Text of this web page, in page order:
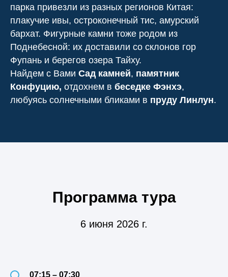
парка привезли из разных регионов Китая:
плакучие ивы, остроконечный тис, амурский
бархат. Фигурные камни тоже родом из
Поднебесной: их доставили со склонов гор
Фупань и берегов озера Тайху.
Найдем с Вами Сад камней, памятник
Конфуцию, отдохнем в беседке Фэнхэ,
любуясь солнечными бликами в пруду Линлун.
Программа тура
6 июня 2026 г.
07:15 – 07:30